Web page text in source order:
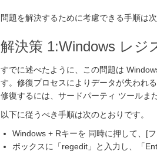
問題を解決するために考慮できる手順は次
解決策 1:Windows レジ
すでに述べたように、この問題は
す。修復プロセスによりデータが失われ
修復するには、サードパーティ ツールま
以下に従うべき手順は次のとおりです。
Windows + Rキーを 同時に押して、[
ボックスに「regedit」と入力し、「